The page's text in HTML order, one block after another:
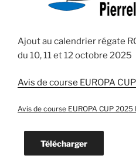
Ajout au calendrier régate
du 10, 11 et 12 octobre 2025
Avis de course EUROPA
Avis de course EUROPA CUP
Télécharger